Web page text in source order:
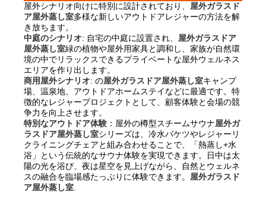
屋外シナリオ向けに特別に設計されており、 屋外ガラスド
ア屋外蒸し室多様な新しいアウトドアレジャーの方法を解
き放ちます。
中庭のシナリオ: 自宅の中庭に設置され、 屋外ガラスドア
屋外蒸し室緑の植物や屋外用家具と調和し、家族が自然環
境の中でリラックスできるプライベートな屋外ウェルネス
エリアを作り出します。
商用屋外シナリオ: の屋外ガラスドア屋外蒸し室キャンプ
場、温泉地、アウトドアホームステイなどに最適です。特
徴的なレジャープロジェクトとして、顧客体験と会場の競
争力を向上させます。
特別なアウトドア体験 ：屋外の樽型スチームサウナ屋外ガ
ラスドア屋外蒸し室シリーズは、冷水バケツやレジャーリ
クライニングチェアと組み合わせることで、「熱蒸し+水
浴」という伝統的なサウナ体験を実現できます。日中は太
陽の光を浴び、夜は星空を見上げながら、自然とウェルネ
スの融合を臨場感たっぷりに体験できます。 屋外ガラスド
ア屋外蒸し室